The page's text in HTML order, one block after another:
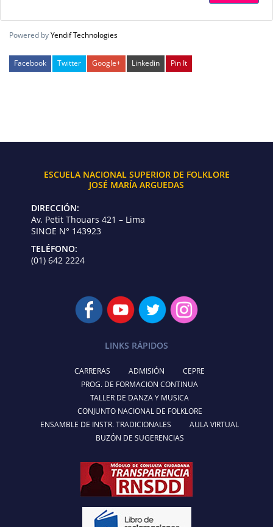
Powered byYendif Technologies
Facebook Twitter Google+ Linkedin Pin It
ESCUELA NACIONAL SUPERIOR DE FOLKLORE
JOSÉ MARÍA ARGUEDAS
DIRECCIÓN:
Av. Petit Thouars 421 – Lima
SINOE N° 143923
TELÉFONO:
(01) 642 2224
LINKS RÁPIDOS
CARRERAS ADMISIÓN
CEPRE
PROG. DE FORMACION CONTINUA
TALLER DE DANZA Y MUSICA
CONJUNTO NACIONAL DE FOLKLORE
ENSAMBLE DE INSTR. TRADICIONALES
AULA VIRTUAL
BUZÓN DE SUGERENCIAS